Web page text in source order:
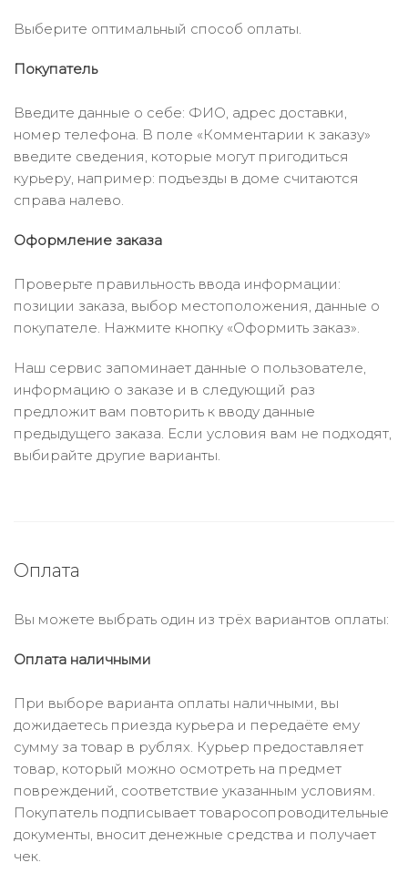
Выберите оптимальный способ оплаты.
Покупатель
Введите данные о себе: ФИО, адрес доставки,
номер телефона. В поле «Комментарии к заказу»
введите сведения, которые могут пригодиться
курьеру, например: подъезды в доме считаются
справа налево.
Оформление заказа
Проверьте правильность ввода информации:
позиции заказа, выбор местоположения, данные о
покупателе. Нажмите кнопку «Оформить заказ».
Наш сервис запоминает данные о пользователе,
информацию о заказе и в следующий раз
предложит вам повторить к вводу данные
предыдущего заказа. Если условия вам не подходят,
выбирайте другие варианты.
Оплата
Вы можете выбрать один из трёх вариантов оплаты:
Оплата наличными
При выборе варианта оплаты наличными, вы
дожидаетесь приезда курьера и передаёте ему
сумму за товар в рублях. Курьер предоставляет
товар, который можно осмотреть на предмет
повреждений, соответствие указанным условиям.
Покупатель подписывает товаросопроводительные
документы, вносит денежные средства и получает
чек.